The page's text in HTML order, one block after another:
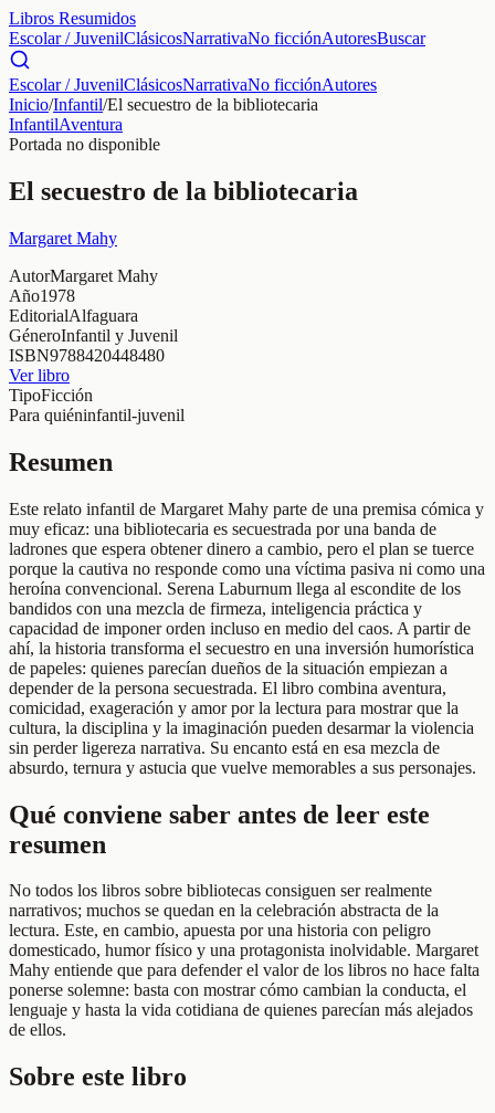
Libros Resumidos
Escolar / JuvenilClásicosNarrativaNo ficciónAutoresBuscar
Escolar / JuvenilClásicosNarrativaNo ficciónAutores
Inicio/Infantil/El secuestro de la bibliotecaria
InfantilAventura
Portada no disponible
El secuestro de la bibliotecaria
Margaret Mahy
AutorMargaret Mahy
Año1978
EditorialAlfaguara
GéneroInfantil y Juvenil
ISBN9788420448480
Ver libro
TipoFicción
Para quiéninfantil-juvenil
Resumen
Este relato infantil de Margaret Mahy parte de una premisa cómica y
muy eficaz: una bibliotecaria es secuestrada por una banda de
ladrones que espera obtener dinero a cambio, pero el plan se tuerce
porque la cautiva no responde como una víctima pasiva ni como una
heroína convencional. Serena Laburnum llega al escondite de los
bandidos con una mezcla de firmeza, inteligencia práctica y
capacidad de imponer orden incluso en medio del caos. A partir de
ahí, la historia transforma el secuestro en una inversión humorística
de papeles: quienes parecían dueños de la situación empiezan a
depender de la persona secuestrada. El libro combina aventura,
comicidad, exageración y amor por la lectura para mostrar que la
cultura, la disciplina y la imaginación pueden desarmar la violencia
sin perder ligereza narrativa. Su encanto está en esa mezcla de
absurdo, ternura y astucia que vuelve memorables a sus personajes.
Qué conviene saber antes de leer este
resumen
No todos los libros sobre bibliotecas consiguen ser realmente
narrativos; muchos se quedan en la celebración abstracta de la
lectura. Este, en cambio, apuesta por una historia con peligro
domesticado, humor físico y una protagonista inolvidable. Margaret
Mahy entiende que para defender el valor de los libros no hace falta
ponerse solemne: basta con mostrar cómo cambian la conducta, el
lenguaje y hasta la vida cotidiana de quienes parecían más alejados
de ellos.
Sobre este libro